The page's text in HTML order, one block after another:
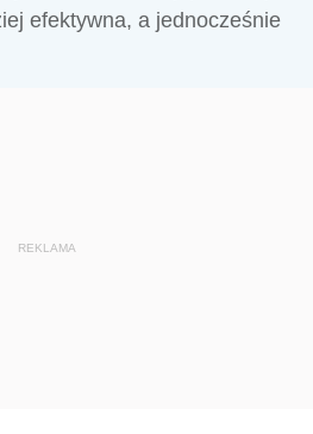
efektywna, a jednocześnie
REKLAMA